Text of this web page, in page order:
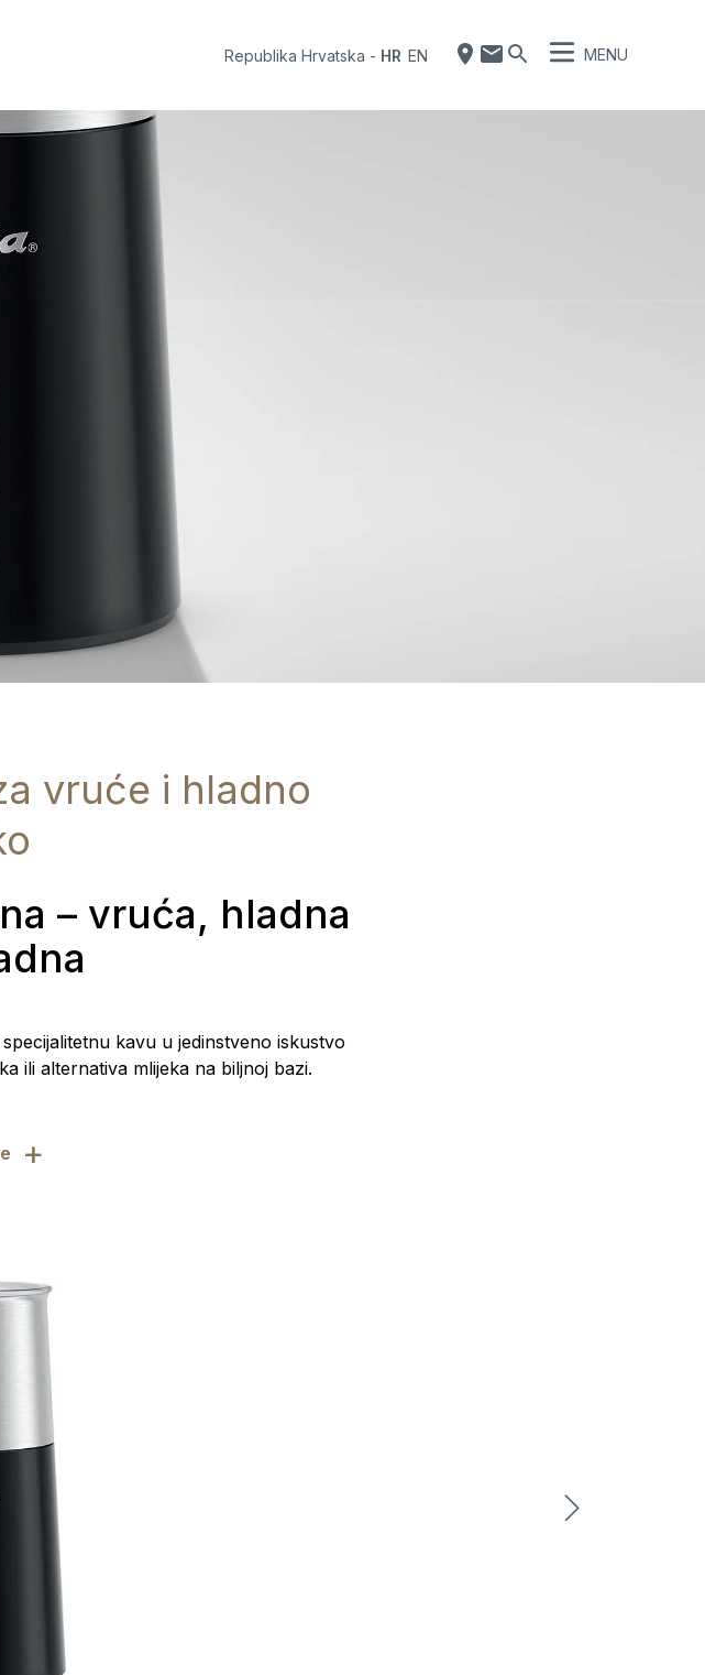
Republika Hrvatska - HR EN MENU
vruće i hladno
– vruća, hladna
kavu u jedinstveno iskustvo
ili alternativa mlijeka na biljnoj bazi.
+